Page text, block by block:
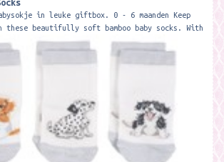
in leuke giftbox. 0 - 6 maanden Keep
beautifully soft bamboo baby socks. With